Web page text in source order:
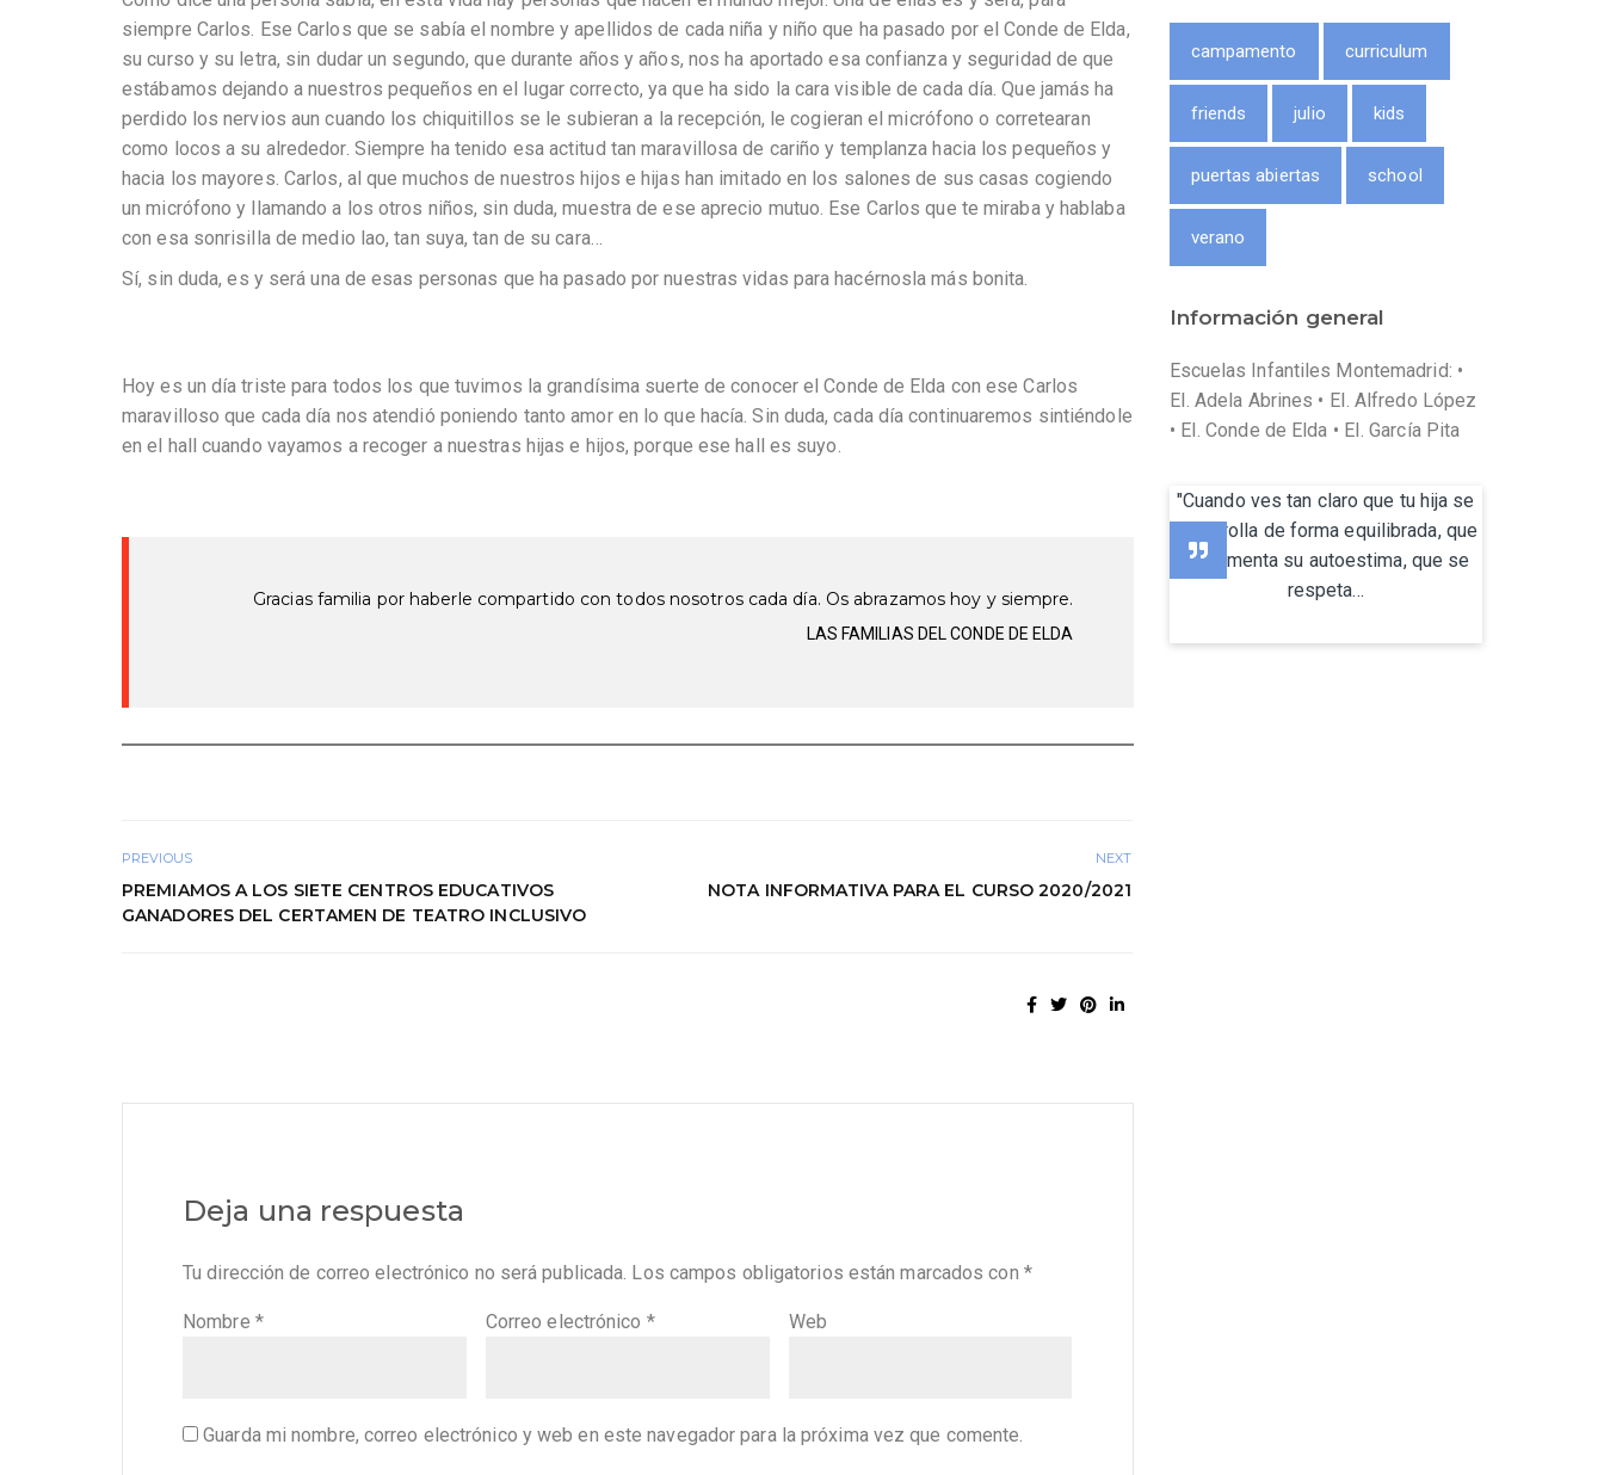
siempre Carlos. Ese Carlos que se sabía el nombre y apellidos de cada niña y niño que ha pasado por el Conde de Elda,
su curso y su letra, sin dudar un segundo, que durante años y años, nos ha aportado esa confianza y seguridad de que
estábamos dejando a nuestros pequeños en el lugar correcto, ya que ha sido la cara visible de cada día. Que jamás ha
perdido los nervios aun cuando los chiquitillos se le subieran a la recepción, le cogieran el micrófono o corretearan
como locos a su alrededor. Siempre ha tenido esa actitud tan maravillosa de cariño y templanza hacia los pequeños y
hacia los mayores. Carlos, al que muchos de nuestros hijos e hijas han imitado en los salones de sus casas cogiendo
un micrófono y llamando a los otros niños, sin duda, muestra de ese aprecio mutuo. Ese Carlos que te miraba y hablaba
con esa sonrisilla de medio lao, tan suya, tan de su cara…
Sí, sin duda, es y será una de esas personas que ha pasado por nuestras vidas para hacérnosla más bonita.
Hoy es un día triste para todos los que tuvimos la grandísima suerte de conocer el Conde de Elda con ese Carlos
maravilloso que cada día nos atendió poniendo tanto amor en lo que hacía. Sin duda, cada día continuaremos sintiéndole
en el hall cuando vayamos a recoger a nuestras hijas e hijos, porque ese hall es suyo.
Gracias familia por haberle compartido con todos nosotros cada día. Os abrazamos hoy y siempre.
LAS FAMILIAS DEL CONDE DE ELDA
PREVIOUS
PREMIAMOS A LOS SIETE CENTROS EDUCATIVOS
GANADORES DEL CERTAMEN DE TEATRO INCLUSIVO
NEXT
NOTA INFORMATIVA PARA EL CURSO 2020/2021
Deja una respuesta
Tu dirección de correo electrónico no será publicada. Los campos obligatorios están marcados con *
Nombre * Correo electrónico * Web
Guarda mi nombre, correo electrónico y web en este navegador para la próxima vez que comente.
campamento curriculum
friends julio kids
puertas abiertas school
verano
Información general
Escuelas Infantiles Montemadrid: •
EI. Adela Abrines • EI. Alfredo López
• EI. Conde de Elda • EI. García Pita
"Cuando ves tan claro que tu hija se
desarrolla de forma equilibrada, que
se fomenta su autoestima, que se
respeta...